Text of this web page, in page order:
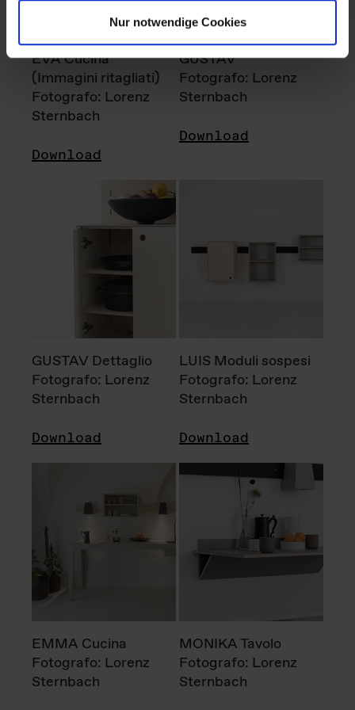
Nur notwendige Cookies
EVA Cucina
(Immagini ritagliati)
Fotografo: Lorenz
Sternbach
Download
GUSTAV
Fotografo: Lorenz
Sternbach
Download
GUSTAV Dettaglio
Fotografo: Lorenz
Sternbach
Download
LUIS Moduli sospesi
Fotografo: Lorenz
Sternbach
Download
EMMA Cucina
Fotografo: Lorenz
Sternbach
MONIKA Tavolo
Fotografo: Lorenz
Sternbach